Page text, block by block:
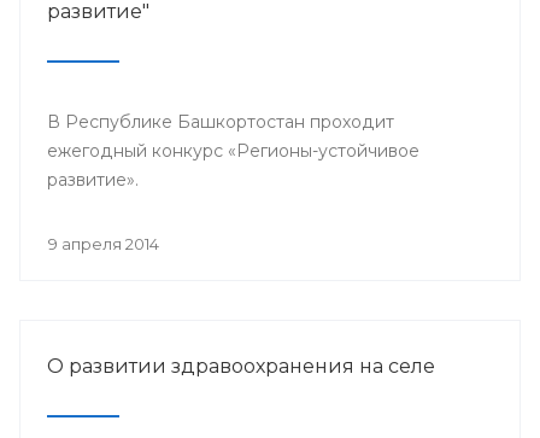
развитие"
В Республике Башкортостан проходит
ежегодный конкурс «Регионы-устойчивое
развитие».
9 апреля 2014
О развитии здравоохранения на селе